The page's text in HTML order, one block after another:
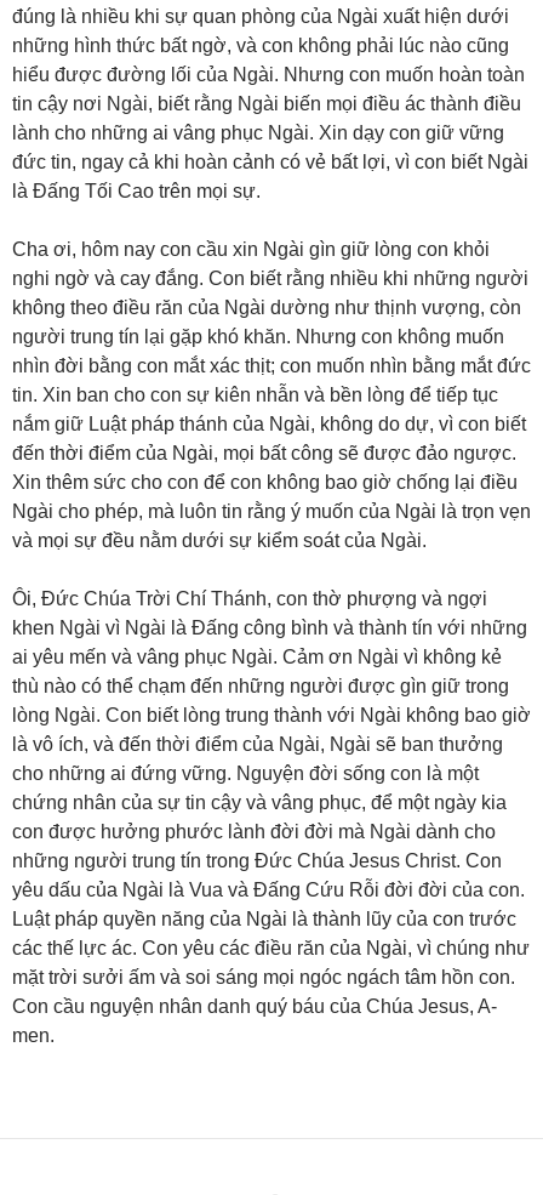
đúng là nhiều khi sự quan phòng của Ngài xuất hiện dưới
những hình thức bất ngờ, và con không phải lúc nào cũng
hiểu được đường lối của Ngài. Nhưng con muốn hoàn toàn
tin cậy nơi Ngài, biết rằng Ngài biến mọi điều ác thành điều
lành cho những ai vâng phục Ngài. Xin dạy con giữ vững
đức tin, ngay cả khi hoàn cảnh có vẻ bất lợi, vì con biết Ngài
là Đấng Tối Cao trên mọi sự.
Cha ơi, hôm nay con cầu xin Ngài gìn giữ lòng con khỏi
nghi ngờ và cay đắng. Con biết rằng nhiều khi những người
không theo điều răn của Ngài dường như thịnh vượng, còn
người trung tín lại gặp khó khăn. Nhưng con không muốn
nhìn đời bằng con mắt xác thịt; con muốn nhìn bằng mắt đức
tin. Xin ban cho con sự kiên nhẫn và bền lòng để tiếp tục
nắm giữ Luật pháp thánh của Ngài, không do dự, vì con biết
đến thời điểm của Ngài, mọi bất công sẽ được đảo ngược.
Xin thêm sức cho con để con không bao giờ chống lại điều
Ngài cho phép, mà luôn tin rằng ý muốn của Ngài là trọn vẹn
và mọi sự đều nằm dưới sự kiểm soát của Ngài.
Ôi, Đức Chúa Trời Chí Thánh, con thờ phượng và ngợi
khen Ngài vì Ngài là Đấng công bình và thành tín với những
ai yêu mến và vâng phục Ngài. Cảm ơn Ngài vì không kẻ
thù nào có thể chạm đến những người được gìn giữ trong
lòng Ngài. Con biết lòng trung thành với Ngài không bao giờ
là vô ích, và đến thời điểm của Ngài, Ngài sẽ ban thưởng
cho những ai đứng vững. Nguyện đời sống con là một
chứng nhân của sự tin cậy và vâng phục, để một ngày kia
con được hưởng phước lành đời đời mà Ngài dành cho
những người trung tín trong Đức Chúa Jesus Christ. Con
yêu dấu của Ngài là Vua và Đấng Cứu Rỗi đời đời của con.
Luật pháp quyền năng của Ngài là thành lũy của con trước
các thế lực ác. Con yêu các điều răn của Ngài, vì chúng như
mặt trời sưởi ấm và soi sáng mọi ngóc ngách tâm hồn con.
Con cầu nguyện nhân danh quý báu của Chúa Jesus, A-
men.